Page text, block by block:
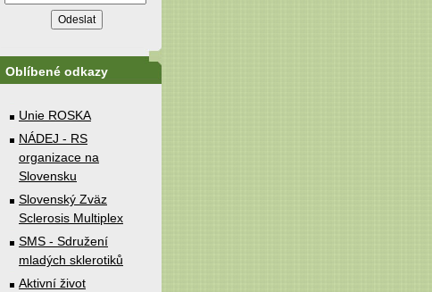
Oblíbené odkazy
Unie ROSKA
NÁDEJ - RS
organizace na
Slovensku
Slovenský Zväz
Sclerosis Multiplex
SMS - Sdružení
mladých sklerotiků
Aktivní život